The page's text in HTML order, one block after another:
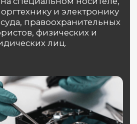
Перейти на
основной сайт